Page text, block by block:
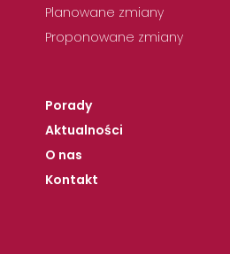
Planowane zmiany
Proponowane zmiany
Porady
Aktualności
O nas
Kontakt